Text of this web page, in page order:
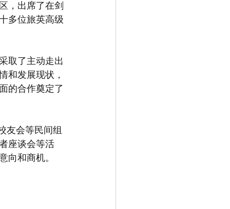
，出席了在剑
多位旅英高级
取了主动走出
和发展现状，
的合作奠定了
座谈会等活
向和商机。